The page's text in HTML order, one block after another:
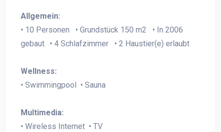
Allgemein:
• 10 Personen • Grundstück 150 m2 • In 2006
gebaut. • 4 Schlafzimmer • 2 Haustier(e) erlaubt
Wellness:
• Swimmingpool • Sauna
Multimedia:
• Wireless Internet • TV